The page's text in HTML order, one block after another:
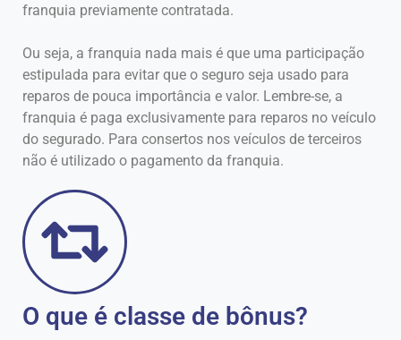
franquia previamente contratada.
Ou seja, a franquia nada mais é que uma participação
estipulada para evitar que o seguro seja usado para
reparos de pouca importância e valor. Lembre-se, a
franquia é paga exclusivamente para reparos no veículo
do segurado. Para consertos nos veículos de terceiros
não é utilizado o pagamento da franquia.
O que é classe de bônus?